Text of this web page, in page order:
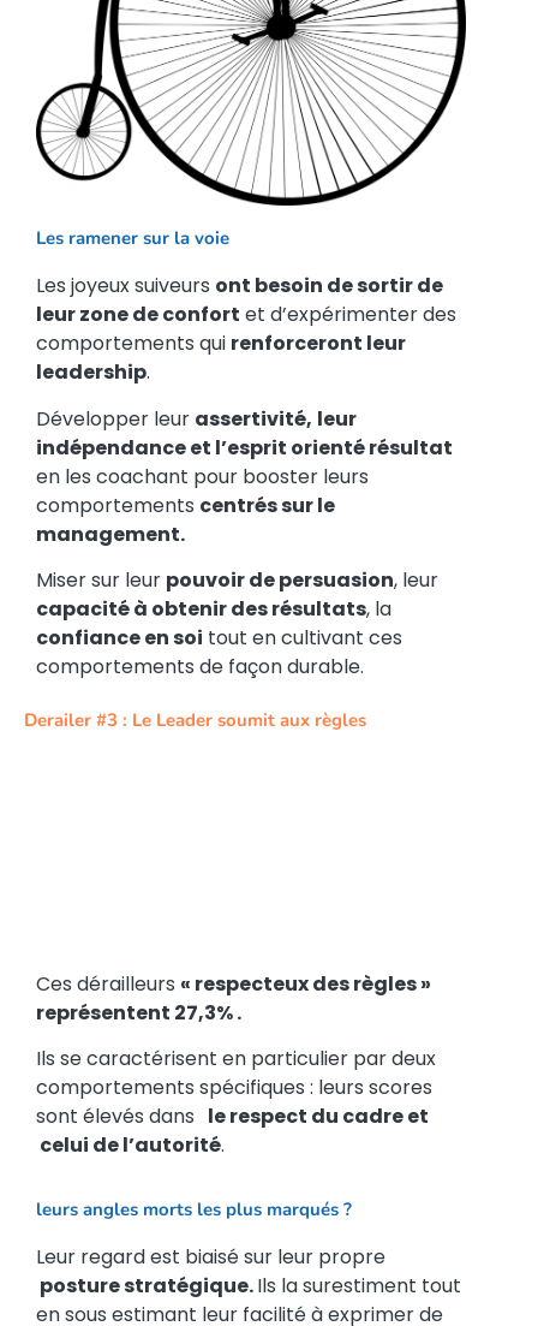
Les ramener sur la voie
Les joyeux suiveurs ont besoin de sortir de
leur zone de confort et d’expérimenter des
comportements qui renforceront leur
leadership.
Développer leur assertivité, leur
indépendance et l’esprit orienté résultat
en les coachant pour booster leurs
comportements centrés sur le
management.
Miser sur leur pouvoir de persuasion, leur
capacité à obtenir des résultats, la
confiance en soi tout en cultivant ces
comportements de façon durable.
Derailer #3 : Le Leader soumit aux règles
Ces dérailleurs « respecteux des règles »
représentent 27,3% .
Ils se caractérisent en particulier par deux
comportements spécifiques : leurs scores
sont élevés dans le respect du cadre et
celui de l’autorité.
leurs angles morts les plus marqués ?
Leur regard est biaisé sur leur propre
posture stratégique.Ils la surestiment tout
en sous estimant leur facilité à exprimer de